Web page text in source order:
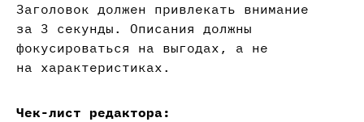
Заголовок должен привлекать внимание
за 3 секунды. Описания должны
фокусироваться на выгодах, а не
на характеристиках.
Чек-лист редактора: